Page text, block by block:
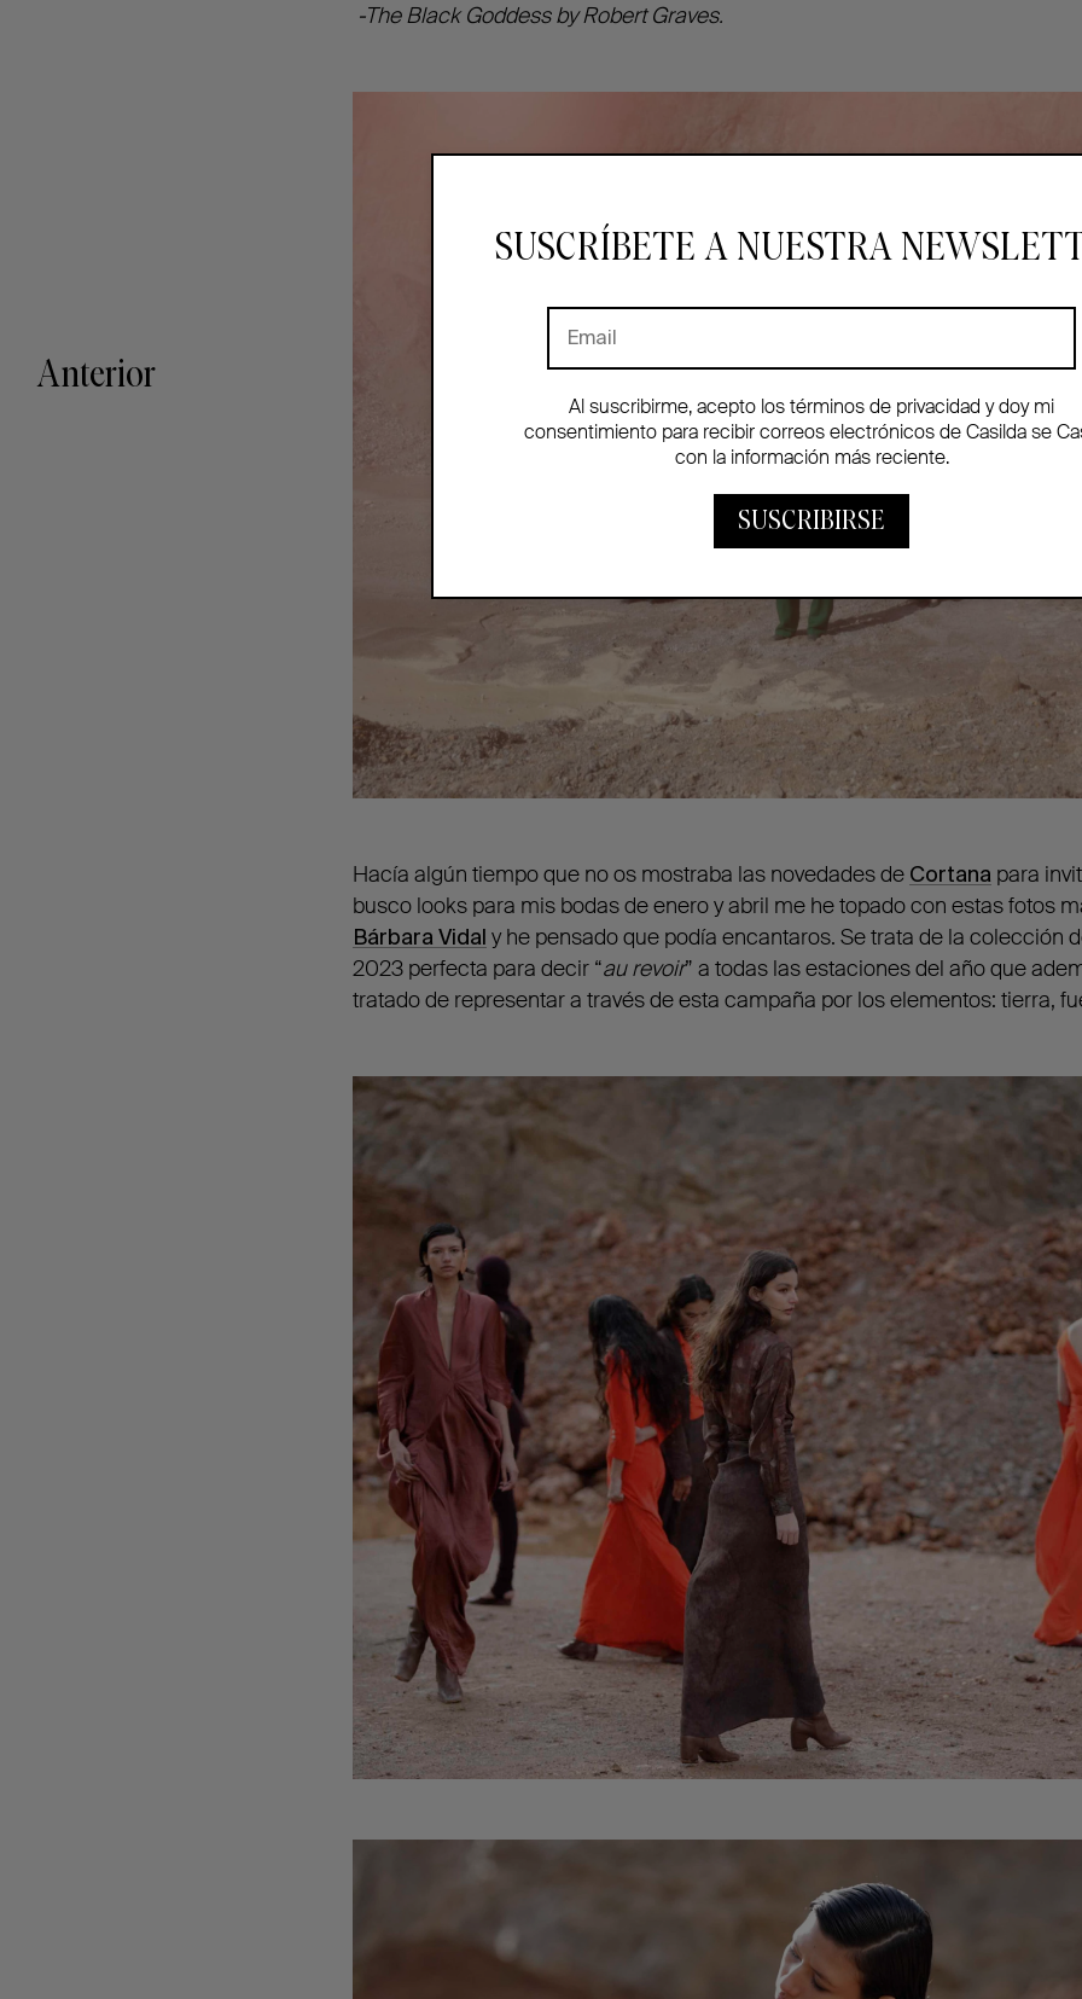
Anterior
-The Black Goddess by Robert Graves.
Hacía algún tiempo que no os mostraba las novedades de Cortana para
busco looks para mis bodas de enero y abril me he topado con estas fotos
Bárbara Vidal y he pensado que podía encantaros. Se trata de la colección
2023 perfecta para decir “au revoir” a todas las estaciones del año que
tratado de representar a través de esta campaña por los elementos: tierra,
SUSCRÍBETE A NUESTRA
Al suscribirme, acepto los términos de privacidad y doy mi
consentimiento para recibir correos electrónicos de Casilda se
con la información más reciente.
SUSCRIBIRSE